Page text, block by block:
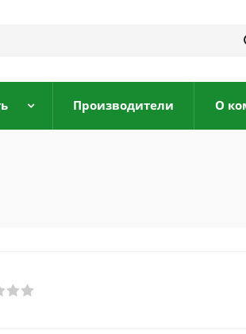
Производители О